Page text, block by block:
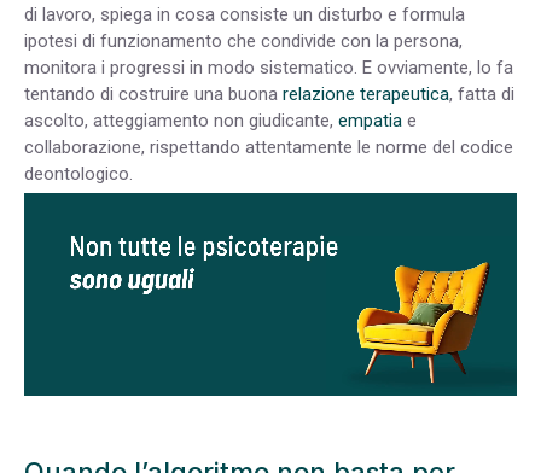
di lavoro, spiega in cosa consiste un disturbo e formula
ipotesi di funzionamento che condivide con la persona,
monitora i progressi in modo sistematico. E ovviamente, lo fa
tentando di costruire una buona relazione terapeutica, fatta di
ascolto, atteggiamento non giudicante, empatia e
collaborazione, rispettando attentamente le norme del codice
deontologico.